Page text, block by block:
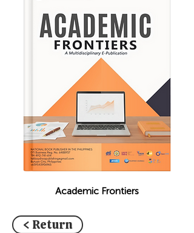
Academic Frontiers
< Return